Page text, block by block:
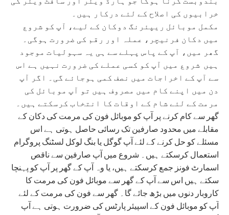
خرابیوں کی اصلاح کے لئے درکار ہیں۔
مکمل موبائل ریپئرنگ دوکان کے لیے، آپ کو شروع
میں دکان فرنیچر، عملہ اور رقم کی ضرورت ہوگی۔
گھر میں، آپ کے پاس پہلے سے ہی یہ سہولیات موجود
ہیں شروع میں آپ کو کسی عملے کی ضرورت نہیں ہے اس
سے آپ کے اخراجات میں نصف کمی ہوجائے گی۔ اگر آپ
دن میں اپنے کام میں مصروف ہیں تو آپ موبائل کی
مرمت کے لئے شام کے اوقات کا انتخاب کرسکتے ہیں۔
مقابلے میں محدود صارفین تک رسائی حاصل ہوتی ہے اس
مسئلے کو حل کرنے کے لئے آپ گوگل یا بنگ لوکل لسٹنگ پروگرام
استعمال کرسکتے ہیں۔ شروع میں آپ صارفین سے ناقص
اسمارٹ فونز جمع کرسکتے ہیں، یا وہ آپ کے گھر پر آپ کو پہنچا
سکتے ہیں اس سے آپ کے گھر سے موبائل فون کی مرمت کا
کاروبار دنوں میں بڑھ جائے گا۔ گھر سے فون کی مرمت کے لئے
آپ کو موبائل فون کے اسپیئر پارٹس کی ضرورت ہوتی ہے آپ